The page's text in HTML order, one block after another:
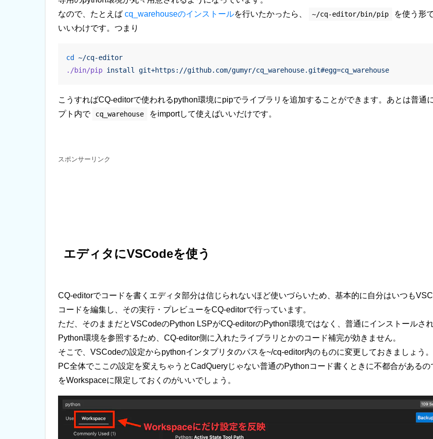
なので、たとえば cq_warehouseのインストールを行いたかったら、 ~/cq-editor/bin/pip
を使う形
いいわけです。つまり
cd
~/cq-editor
./bin/pip install git+https://github.com/gumyr/cq_warehouse.git#egg=cq_warehouse
こうすればCQ-editorで使われるpython環境にpipでライブラリを追加することができます。あとは普通
プト内で
cq_warehouse をimportして使えばいいだけです。
スポンサーリンク
エディタにVSCodeを使う
CQ-editorでコードを書くエディタ部分は信じられないほど使いづらいため、基本的に自分はいつも
コードを編集し、その実行・プレビューをCQ-editorで行っています。
ただ、そのままだとVSCodeのPython LSPがCQ-editorのPython環境ではなく、普通にインストールさ
Python環境を参照するため、CQ-editor側に入れたライブラリとかのコード補完が効きません。
そこで、VSCodeの設定からpythonインタプリタのパスを~/cq-editor内のものに変更しておきましょう。
PC全体でここの設定を変えちゃうとCadQueryじゃない普通のPythonコード書くときに不都合があるの
をWorkspaceに限定しておくのがいいでしょう。